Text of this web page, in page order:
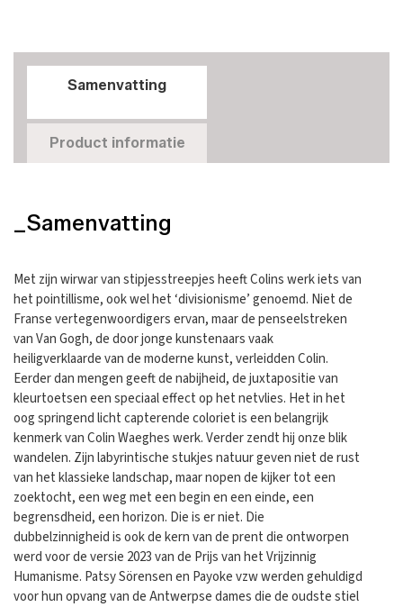
Samenvatting
Product informatie
_Samenvatting
Met zijn wirwar van stipjesstreepjes heeft Colins werk iets van
het pointillisme, ook wel het ‘divisionisme’ genoemd. Niet de
Franse vertegenwoordigers ervan, maar de penseelstreken
van Van Gogh, de door jonge kunstenaars vaak
heiligverklaarde van de moderne kunst, verleidden Colin.
Eerder dan mengen geeft de nabijheid, de juxtapositie van
kleurtoetsen een speciaal effect op het netvlies. Het in het
oog springend licht capterende coloriet is een belangrijk
kenmerk van Colin Waeghes werk. Verder zendt hij onze blik
wandelen. Zijn labyrintische stukjes natuur geven niet de rust
van het klassieke landschap, maar nopen de kijker tot een
zoektocht, een weg met een begin en een einde, een
begrensdheid, een horizon. Die is er niet. Die
dubbelzinnigheid is ook de kern van de prent die ontworpen
werd voor de versie 2023 van de Prijs van het Vrijzinnig
Humanisme. Patsy Sörensen en Payoke vzw werden gehuldigd
voor hun opvang van de Antwerpse dames die de oudste stiel